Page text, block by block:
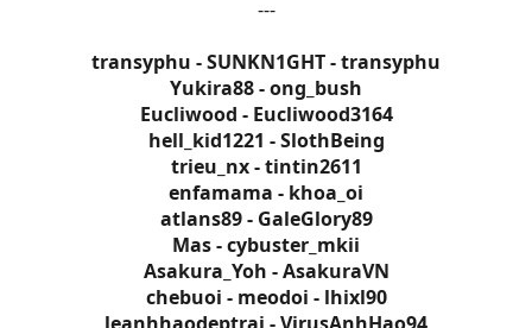
---
transyphu - SUNKN1GHT - transyphu
Yukira88 - ong_bush
Eucliwood - Eucliwood3164
hell_kid1221 - SlothBeing
trieu_nx - tintin2611
enfamama - khoa_oi
atlans89 - GaleGlory89
Mas - cybuster_mkii
Asakura_Yoh - AsakuraVN
chebuoi - meodoi - lhixl90